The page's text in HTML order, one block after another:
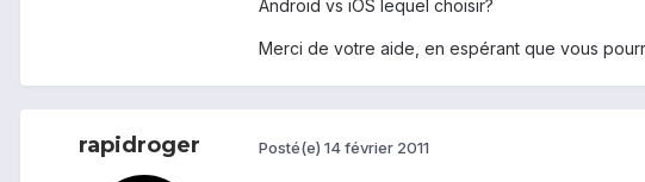
Android vs iOS lequel choisir?
Merci de votre aide, en espérant que vous
rapidroger Posté(e) 14 février 2011